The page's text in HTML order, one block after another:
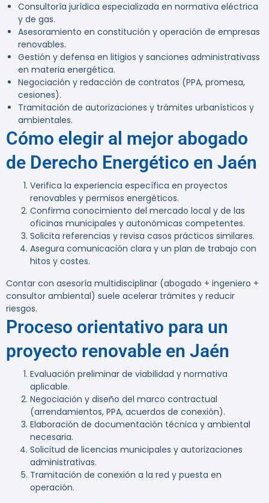
Consultoría jurídica especializada en normativa eléctrica
y de gas.
Asesoramiento en constitución y operación de empresas
renovables.
Gestión y defensa en litigios y sanciones administrativass
en materia energética.
Negociación y redacción de contratos (PPA, promesa,
cesiones).
Tramitación de autorizaciones y trámites urbanísticos y
ambientales.
Cómo elegir al mejor abogado
de Derecho Energético en Jaén
Verifica la experiencia específica en proyectos
renovables y permisos energéticos.
Confirma conocimiento del mercado local y de las
oficinas municipales y autonómicas competentes.
Solicita referencias y revisa casos prácticos similares.
Asegura comunicación clara y un plan de trabajo con
hitos y costes.
Contar con asesoría multidisciplinar (abogado + ingeniero +
consultor ambiental) suele acelerar trámites y reducir
riesgos.
Proceso orientativo para un
proyecto renovable en Jaén
Evaluación preliminar de viabilidad y normativa
aplicable.
Negociación y diseño del marco contractual
(arrendamientos, PPA, acuerdos de conexión).
Elaboración de documentación técnica y ambiental
necesaria.
Solicitud de licencias municipales y autorizaciones
administrativas.
Tramitación de conexión a la red y puesta en
operación.